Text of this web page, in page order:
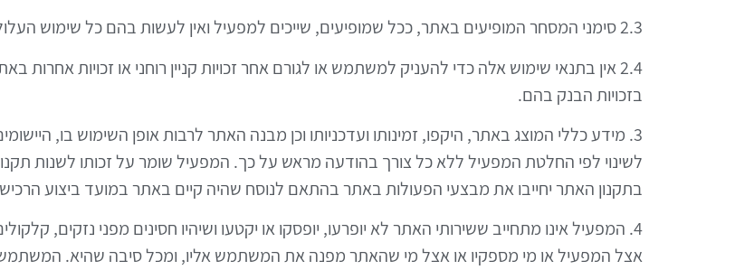
2.3 סימני המסחר המופיעים באתר, ככל שמופיעים, שייכים למפעיל ואין לעשות בהם כל שימוש העלול לפגוע בזכויותיו.
2.4 אין בתנאי שימוש אלה כדי להעניק למשתמש או לגורם אחר זכויות קניין רוחני או זכויות
בזכויות הבנק בהם.
3. מידע כללי המוצג באתר, היקפו, זמינותו ועדכניותו וכן מבנה האתר לרבות אופן השימוש בו,
לשינוי לפי החלטת המפעיל ללא כל צורך בהודעה מראש על כך. המפעיל שומר על זכותו לשנות
בתקנון האתר יחייבו את מבצעי הפעולות באתר בהתאם לנוסח שהיה קיים באתר במועד ביצוע
4. המפעיל אינו מתחייב ששירותי האתר לא יופרעו, יופסקו או יקטעו ושיהיו חסינים מפני נזקים,
אצל המפעיל או מי מספקיו או אצל מי שהאתר מפנה את המשתמש אליו, ומכל סיבה שהיא. המשתמש